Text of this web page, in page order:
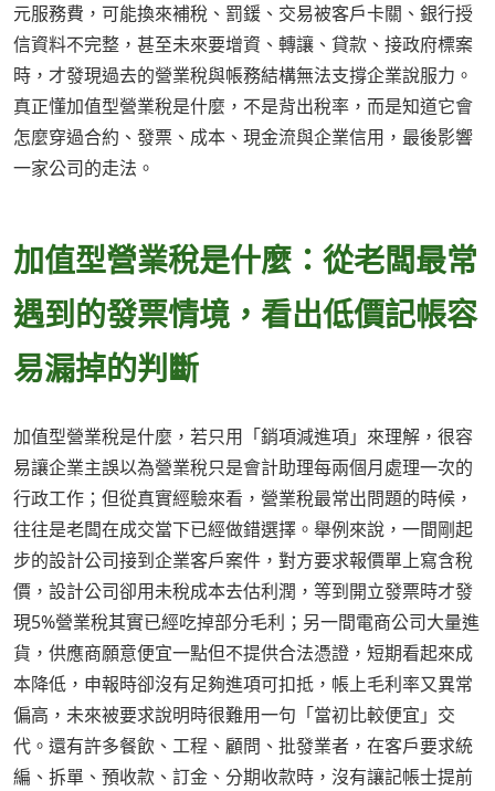
元服務費，可能換來補稅、罰鍰、交易被客戶卡關、銀行授
信資料不完整，甚至未來要增資、轉讓、貸款、接政府標案
時，才發現過去的營業稅與帳務結構無法支撐企業說服力。
真正懂加值型營業稅是什麼，不是背出稅率，而是知道它會
怎麼穿過合約、發票、成本、現金流與企業信用，最後影響
一家公司的走法。
加值型營業稅是什麼：從老闆最常
遇到的發票情境，看出低價記帳容
易漏掉的判斷
加值型營業稅是什麼，若只用「銷項減進項」來理解，很容
易讓企業主誤以為營業稅只是會計助理每兩個月處理一次的
行政工作；但從真實經驗來看，營業稅最常出問題的時候，
往往是老闆在成交當下已經做錯選擇。舉例來說，一間剛起
步的設計公司接到企業客戶案件，對方要求報價單上寫含稅
價，設計公司卻用未稅成本去估利潤，等到開立發票時才發
現5%營業稅其實已經吃掉部分毛利；另一間電商公司大量進
貨，供應商願意便宜一點但不提供合法憑證，短期看起來成
本降低，申報時卻沒有足夠進項可扣抵，帳上毛利率又異常
偏高，未來被要求說明時很難用一句「當初比較便宜」交
代。還有許多餐飲、工程、顧問、批發業者，在客戶要求統
編、拆單、預收款、訂金、分期收款時，沒有讓記帳士提前